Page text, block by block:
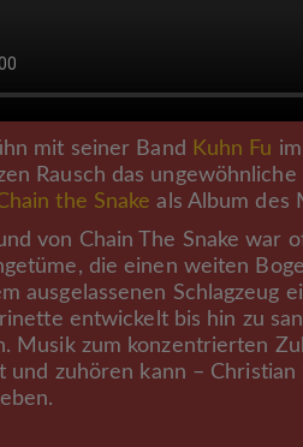
mit seiner Band Kuhn Fu
Rausch das
the Snake als Album des
von Chain The Snake
die einen weiten
ausgelassenen Schlagzeug
entwickelt bis hin zu
Musik zum konzentrierten
und zuhören kann –